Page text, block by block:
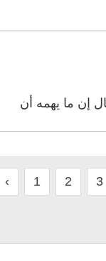
إن ما يهمه أن
‹ 1 2 3